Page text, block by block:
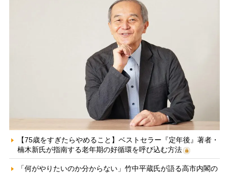
【75歳をすぎたらやめること】ベストセラー『定年後』著者・
楠木新氏が指南する老年期の好循環を呼び込む方法
「何がやりたいのか分からない」竹中平蔵氏が語る高市内閣の